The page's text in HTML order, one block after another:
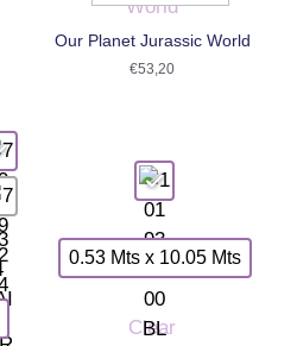
Our Planet Jurassic World
€53,20
0.53 Mts x 10.05 Mts
Clear